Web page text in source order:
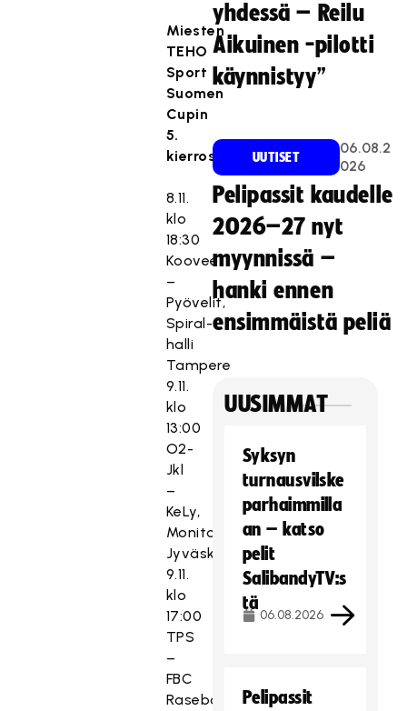
Miesten
TEHO
Sport
Suomen
Cupin
5.
kierros:
8.11.
klo
18:30
Koovee
–
Pyövelit,
Spiral-
halli
Tampere
9.11.
klo
13:00
O2-
Jkl
–
KeLy,
Monitoimitalo
Jyväskylä
9.11.
klo
17:00
TPS
–
FBC
Raseborg,
yhdessä – Reilu
Aikuinen -pilotti
käynnistyy”
UUTISET
06.08.2
026
Pelipassit kaudelle
2026–27 nyt
myynnissä –
hanki ennen
ensimmäistä peliä
UUSIMMAT
Syksyn
turnausvilske
parhaimmilla
an – katso
pelit
SalibandyTV:s
tä
06.08.2026
Pelipassit